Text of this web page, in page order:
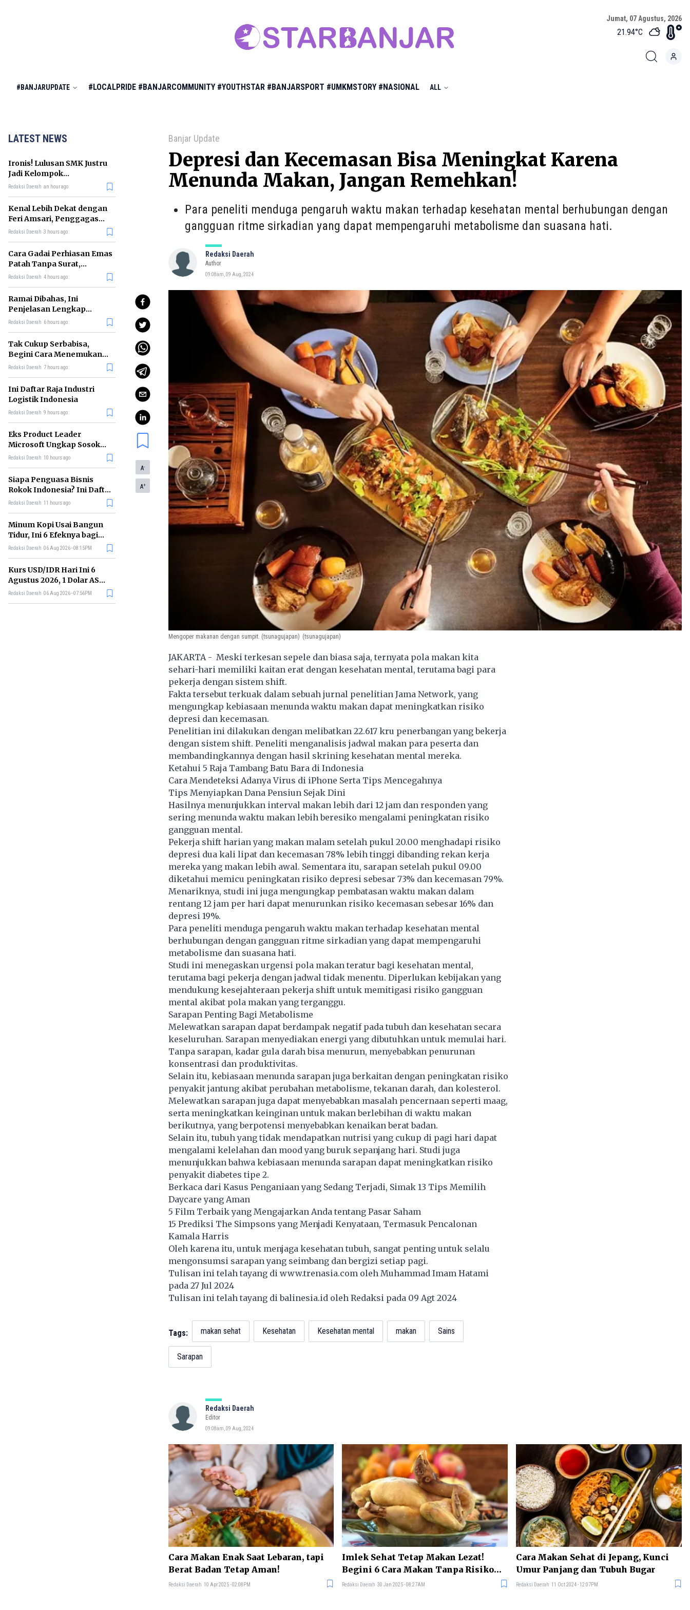
Jumat, 07 Agustus, 2026
21.94°C
#BANJARUPDATE #LOCALPRIDE #BANJARCOMMUNITY #YOUTHSTAR #BANJARSPORT #UMKMSTORY #NASIONAL ALL
LATEST NEWS
Ironis! Lulusan SMK Justru
Jadi Kelompok
Pengangguran Terbanyak
Redaksi Daerah an hour ago
Kenal Lebih Dekat dengan
Feri Amsari, Penggagas
Kabinet Bayangan
Redaksi Daerah 3 hours ago
Cara Gadai Perhiasan Emas
Patah Tanpa Surat,
Ternyata Tetap Bisa!
Redaksi Daerah 4 hours ago
Ramai Dibahas, Ini
Penjelasan Lengkap
tentang Konsep Kabinet
Redaksi Daerah 6 hours ago
Tak Cukup Serbabisa,
Begini Cara Menemukan
'Spike' agar CV Dilirik HR
Redaksi Daerah 7 hours ago
Ini Daftar Raja Industri
Logistik Indonesia
Redaksi Daerah 9 hours ago
Eks Product Leader
Microsoft Ungkap Sosok
yang Paling Cocok
Redaksi Daerah 10 hours ago
Siapa Penguasa Bisnis
Rokok Indonesia? Ini Daftar
Perusahaan Terbesarnya
Redaksi Daerah 11 hours ago
Minum Kopi Usai Bangun
Tidur, Ini 6 Efeknya bagi
Kesehatan Tubuh
Redaksi Daerah 06 Aug 2026 - 08:15PM
Kurs USD/IDR Hari Ini 6
Agustus 2026, 1 Dolar AS
Kini Berapa Rupiah?
Redaksi Daerah 06 Aug 2026 - 07:56PM
Banjar Update
Depresi dan Kecemasan Bisa Meningkat Karena
Menunda Makan, Jangan Remehkan!
Para peneliti menduga pengaruh waktu makan terhadap kesehatan mental berhubungan dengan
gangguan ritme sirkadian yang dapat mempengaruhi metabolisme dan suasana hati.
Redaksi Daerah
Author
09:08am, 09 Aug, 2024
A-
A+
Mengoper makanan dengan sumpit. (tsunagujapan) (tsunagujapan)
JAKARTA - Meski terkesan sepele dan biasa saja, ternyata pola makan kita
sehari-hari memiliki kaitan erat dengan kesehatan mental, terutama bagi para
pekerja dengan sistem shift.
Fakta tersebut terkuak dalam sebuah jurnal penelitian Jama Network, yang
mengungkap kebiasaan menunda waktu makan dapat meningkatkan risiko
depresi dan kecemasan.
Penelitian ini dilakukan dengan melibatkan 22.617 kru penerbangan yang bekerja
dengan sistem shift. Peneliti menganalisis jadwal makan para peserta dan
membandingkannya dengan hasil skrining kesehatan mental mereka.
Ketahui 5 Raja Tambang Batu Bara di Indonesia
Cara Mendeteksi Adanya Virus di iPhone Serta Tips Mencegahnya
Tips Menyiapkan Dana Pensiun Sejak Dini
Hasilnya menunjukkan interval makan lebih dari 12 jam dan responden yang
sering menunda waktu makan lebih beresiko mengalami peningkatan risiko
gangguan mental.
Pekerja shift harian yang makan malam setelah pukul 20.00 menghadapi risiko
depresi dua kali lipat dan kecemasan 78% lebih tinggi dibanding rekan kerja
mereka yang makan lebih awal. Sementara itu, sarapan setelah pukul 09.00
diketahui memicu peningkatan risiko depresi sebesar 73% dan kecemasan 79%.
Menariknya, studi ini juga mengungkap pembatasan waktu makan dalam
rentang 12 jam per hari dapat menurunkan risiko kecemasan sebesar 16% dan
depresi 19%.
Para peneliti menduga pengaruh waktu makan terhadap kesehatan mental
berhubungan dengan gangguan ritme sirkadian yang dapat mempengaruhi
metabolisme dan suasana hati.
Studi ini menegaskan urgensi pola makan teratur bagi kesehatan mental,
terutama bagi pekerja dengan jadwal tidak menentu. Diperlukan kebijakan yang
mendukung kesejahteraan pekerja shift untuk memitigasi risiko gangguan
mental akibat pola makan yang terganggu.
Sarapan Penting Bagi Metabolisme
Melewatkan sarapan dapat berdampak negatif pada tubuh dan kesehatan secara
keseluruhan. Sarapan menyediakan energi yang dibutuhkan untuk memulai hari.
Tanpa sarapan, kadar gula darah bisa menurun, menyebabkan penurunan
konsentrasi dan produktivitas.
Selain itu, kebiasaan menunda sarapan juga berkaitan dengan peningkatan risiko
penyakit jantung akibat perubahan metabolisme, tekanan darah, dan kolesterol.
Melewatkan sarapan juga dapat menyebabkan masalah pencernaan seperti maag,
serta meningkatkan keinginan untuk makan berlebihan di waktu makan
berikutnya, yang berpotensi menyebabkan kenaikan berat badan.
Selain itu, tubuh yang tidak mendapatkan nutrisi yang cukup di pagi hari dapat
mengalami kelelahan dan mood yang buruk sepanjang hari. Studi juga
menunjukkan bahwa kebiasaan menunda sarapan dapat meningkatkan risiko
penyakit diabetes tipe 2.
Berkaca dari Kasus Penganiaan yang Sedang Terjadi, Simak 13 Tips Memilih
Daycare yang Aman
5 Film Terbaik yang Mengajarkan Anda tentang Pasar Saham
15 Prediksi The Simpsons yang Menjadi Kenyataan, Termasuk Pencalonan
Kamala Harris
Oleh karena itu, untuk menjaga kesehatan tubuh, sangat penting untuk selalu
mengonsumsi sarapan yang seimbang dan bergizi setiap pagi.
Tulisan ini telah tayang di www.trenasia.comoleh Muhammad Imam Hatami
pada 27 Jul 2024
Tulisan ini telah tayang dibalinesia.idoleh Redaksi pada 09 Agt 2024
Tags: makan sehat Kesehatan Kesehatan mental makan Sains
Sarapan
Redaksi Daerah
Editor
09:08am, 09 Aug, 2024
Cara Makan Enak Saat Lebaran, tapi
Berat Badan Tetap Aman!
Redaksi Daerah 10 Apr 2025 - 02:08PM
Imlek Sehat Tetap Makan Lezat!
Begini 6 Cara Makan Tanpa Risiko
Kolesterol
Redaksi Daerah 30 Jan 2025 - 08:27AM
Cara Makan Sehat di Jepang, Kunci
Umur Panjang dan Tubuh Bugar
Redaksi Daerah 11 Oct 2024 - 12:07PM